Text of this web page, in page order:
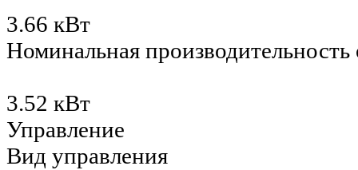
3.66 кВт
Номинальная
3.52 кВт
Управление
Вид управления